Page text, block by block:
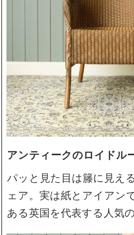
アンティークのロイドル
パッと見た目は籐に見え
ェア。実は紙とアイアン
ある英国を代表する人気